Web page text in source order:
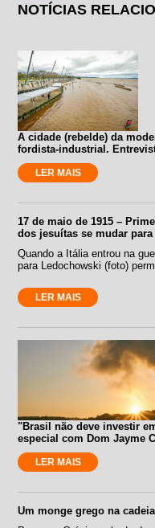
NOTÍCIAS
A cidade (rebelde) da
fordista-industrial.
LER MAIS
17 de maio de 1915 –
dos jesuítas se mudar para
Quando a Itália entrou na
para Ledochowski (foto)
LER MAIS
"Brasil não deve investir
especial com Dom Jayme
LER MAIS
Um monge grego na